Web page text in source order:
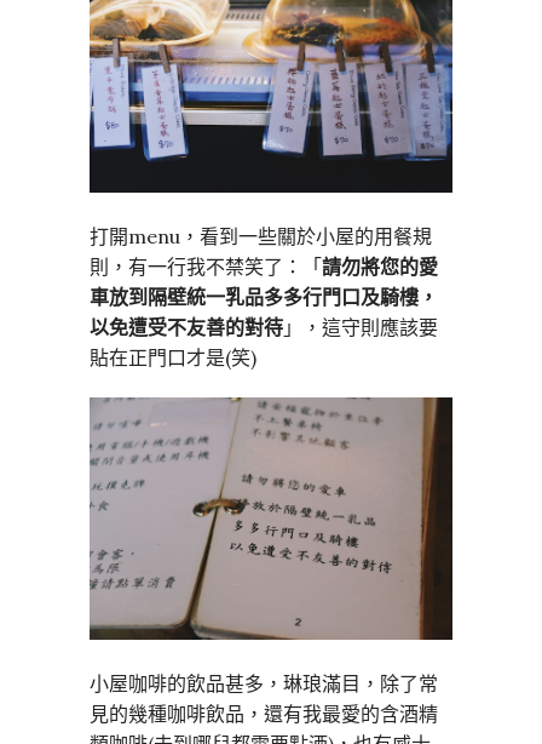
打開menu，看到一些關於小屋的用餐規
則，有一行我不禁笑了：「請勿將您的愛
車放到隔壁統一乳品多多行門口及騎樓，
以免遭受不友善的對待 」，這守則應該要
貼在正門口才是(笑)
小屋咖啡的飲品甚多，琳琅滿目，除了常
見的幾種咖啡飲品，還有我最愛的含酒精